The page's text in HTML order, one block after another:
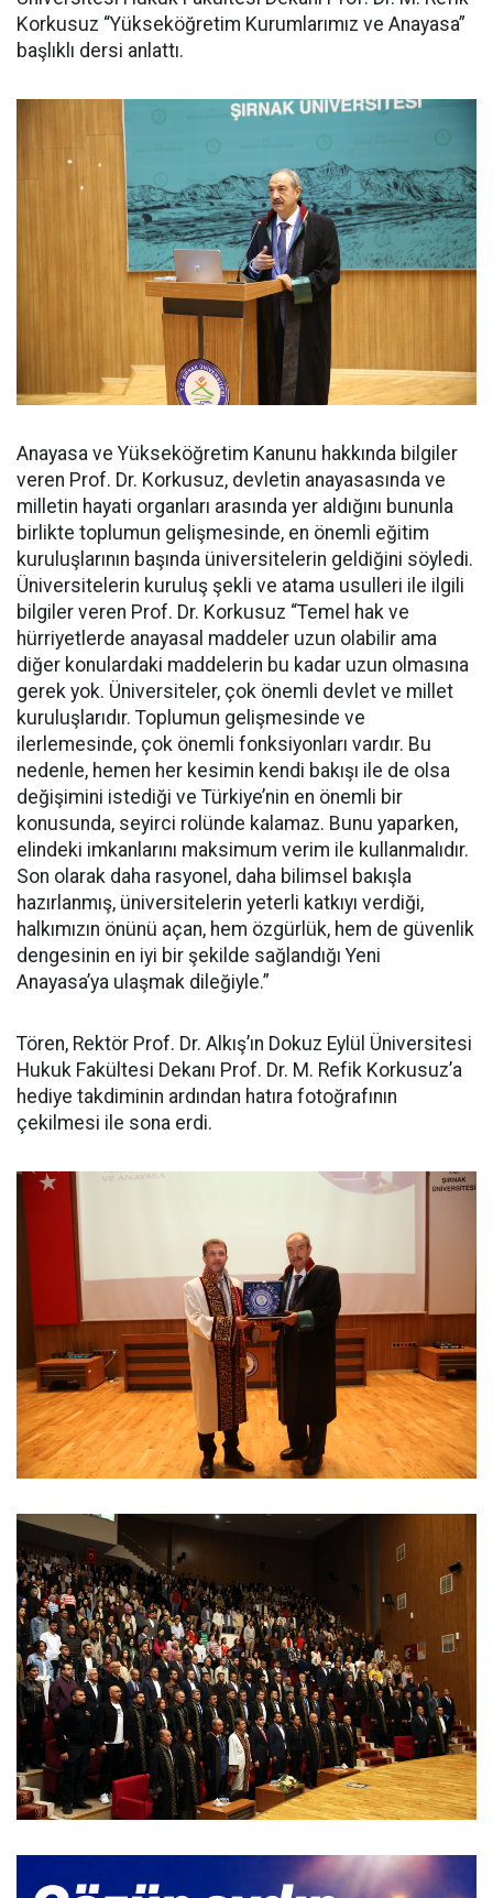
Korkusuz “Yükseköğretim Kurumlarımız ve Anayasa”
başlıklı dersi anlattı.
Anayasa ve Yükseköğretim Kanunu hakkında bilgiler
veren Prof. Dr. Korkusuz, devletin anayasasında ve
milletin hayati organları arasında yer aldığını bununla
birlikte toplumun gelişmesinde, en önemli eğitim
kuruluşlarının başında üniversitelerin geldiğini söyledi.
Üniversitelerin kuruluş şekli ve atama usulleri ile ilgili
bilgiler veren Prof. Dr. Korkusuz “Temel hak ve
hürriyetlerde anayasal maddeler uzun olabilir ama
diğer konulardaki maddelerin bu kadar uzun olmasına
gerek yok. Üniversiteler, çok önemli devlet ve millet
kuruluşlarıdır. Toplumun gelişmesinde ve
ilerlemesinde, çok önemli fonksiyonları vardır. Bu
nedenle, hemen her kesimin kendi bakışı ile de olsa
değişimini istediği ve Türkiye’nin en önemli bir
konusunda, seyirci rolünde kalamaz. Bunu yaparken,
elindeki imkanlarını maksimum verim ile kullanmalıdır.
Son olarak daha rasyonel, daha bilimsel bakışla
hazırlanmış, üniversitelerin yeterli katkıyı verdiği,
halkımızın önünü açan, hem özgürlük, hem de güvenlik
dengesinin en iyi bir şekilde sağlandığı Yeni
Anayasa’ya ulaşmak dileğiyle.”
Tören, Rektör Prof. Dr. Alkış’ın Dokuz Eylül Üniversitesi
Hukuk Fakültesi Dekanı Prof. Dr. M. Refik Korkusuz’a
hediye takdiminin ardından hatıra fotoğrafının
çekilmesi ile sona erdi.